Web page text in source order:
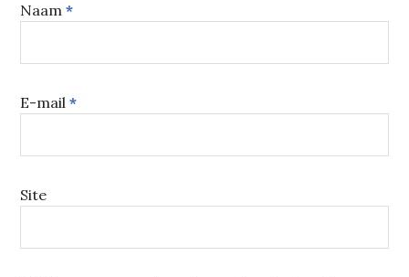
Naam*
E-mail*
Site